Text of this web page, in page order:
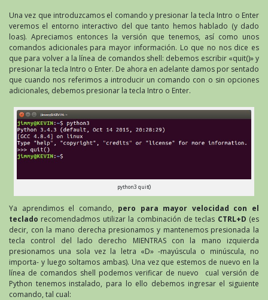
Una vez que introduzcamos el comando y presionar la tecla Intro o Enter
veremos el entorno interactivo del que tanto hemos hablado (y dado
loas). Apreciamos entonces la versión que tenemos, así como unos
comandos adicionales para mayor información. Lo que no nos dice es
que para volver a la línea de comandos shell: debemos escribir «quit()» y
presionar la tecla Intro o Enter. De ahora en adelante damos por sentado
que cuando nos referimos a introducir un comando con o sin opciones
adicionales, debemos presionar la tecla Intro o Enter.
python3 quit()
Ya aprendimos el comando, pero para mayor velocidad con el
teclado recomendadmos utilizar la combinación de teclas CTRL+D (es
decir, con la mano derecha presionamos y mantenemos presionada la
tecla control del lado derecho MIENTRAS con la mano izquierda
presionamos una sola vez la letra «D» -mayúscula o minúscula, no
importa- y luego soltamos ambas). Una vez que estemos de nuevo en la
línea de comandos shell podemos verificar de nuevo cual versión de
Python tenemos instalado, para lo ello debemos ingresar el siguiente
comando, tal cual: